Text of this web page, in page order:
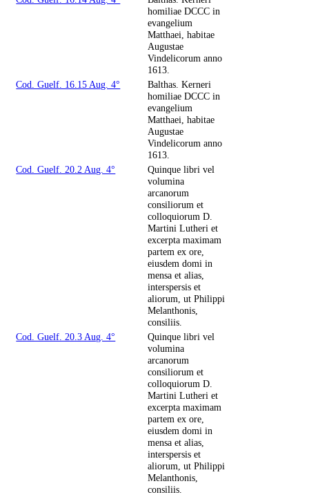
homiliae DCCC in
evangelium
Matthaei, habitae
Augustae
Vindelicorum anno
1613.
Cod. Guelf. 16.15 Aug. 4°
Balthas. Kerneri
homiliae DCCC in
evangelium
Matthaei, habitae
Augustae
Vindelicorum anno
1613.
Cod. Guelf. 20.2 Aug. 4°
Quinque libri vel
volumina
arcanorum
consiliorum et
colloquiorum D.
Martini Lutheri et
excerpta maximam
partem ex ore,
eiusdem domi in
mensa et alias,
interspersis et
aliorum, ut Philippi
Melanthonis,
consiliis.
Cod. Guelf. 20.3 Aug. 4°
Quinque libri vel
volumina
arcanorum
consiliorum et
colloquiorum D.
Martini Lutheri et
excerpta maximam
partem ex ore,
eiusdem domi in
mensa et alias,
interspersis et
aliorum, ut Philippi
Melanthonis,
consiliis.